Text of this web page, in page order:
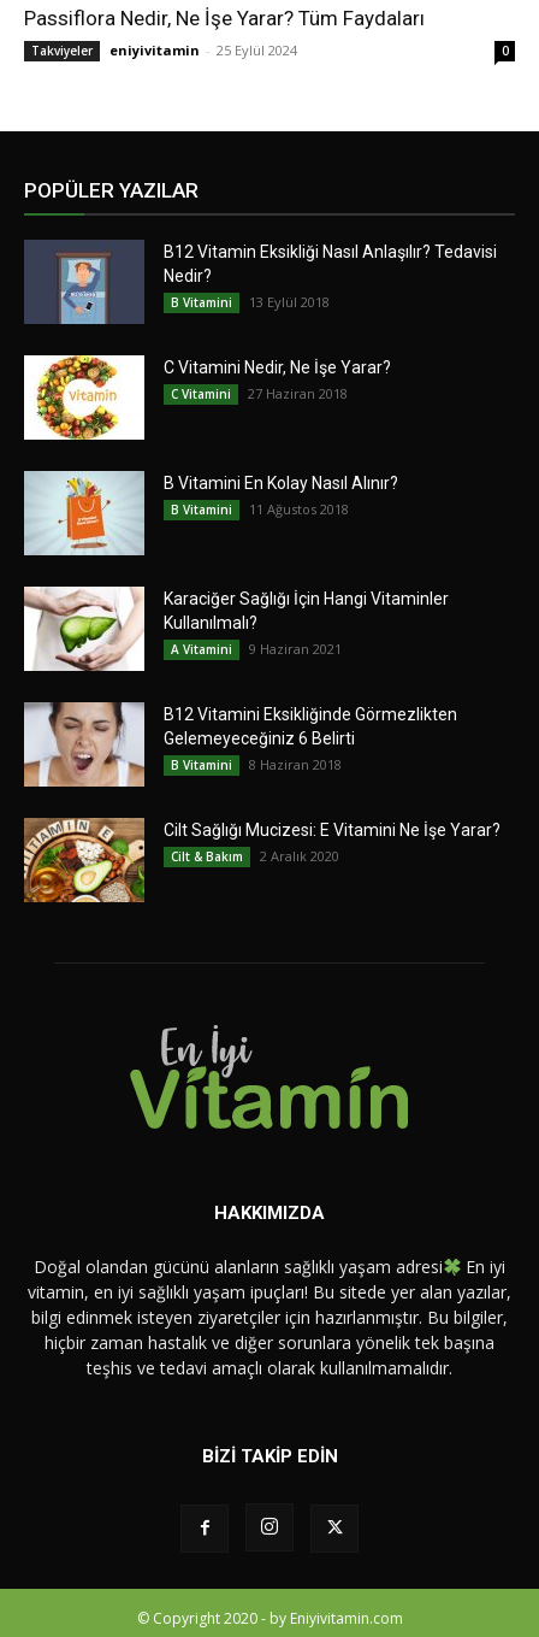
Passiflora Nedir, Ne İşe Yarar? Tüm Faydaları
Takviyeler eniyivitamin - 25 Eylül 2024 0
POPÜLER YAZILAR
B12 Vitamin Eksikliği Nasıl Anlaşılır? Tedavisi
Nedir?
B Vitamini 13 Eylül 2018
C Vitamini Nedir, Ne İşe Yarar?
C Vitamini 27 Haziran 2018
B Vitamini En Kolay Nasıl Alınır?
B Vitamini 11 Ağustos 2018
Karaciğer Sağlığı İçin Hangi Vitaminler
Kullanılmalı?
A Vitamini 9 Haziran 2021
B12 Vitamini Eksikliğinde Görmezlikten
Gelemeyeceğiniz 6 Belirti
B Vitamini 8 Haziran 2018
Cilt Sağlığı Mucizesi: E Vitamini Ne İşe Yarar?
Cilt & Bakım 2 Aralık 2020
HAKKIMIZDA
Doğal olandan gücünü alanların sağlıklı yaşam adresi
En iyi
vitamin, en iyi sağlıklı yaşam ipuçları! Bu sitede yer alan yazılar,
bilgi edinmek isteyen ziyaretçiler için hazırlanmıştır. Bu bilgiler,
hiçbir zaman hastalık ve diğer sorunlara yönelik tek başına
teşhis ve tedavi amaçlı olarak kullanılmamalıdır.
BİZİ TAKİP EDİN
© Copyright 2020 - by Eniyivitamin.com